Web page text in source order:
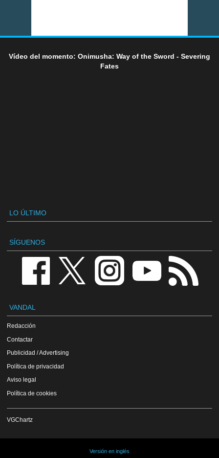
Vídeo del momento: Onimusha: Way of the Sword - Severing
Fates
LO ÚLTIMO
SÍGUENOS
VANDAL
Redacción
Contactar
Publicidad / Advertising
Política de privacidad
Aviso legal
Política de cookies
VGChartz
Versión en inglés